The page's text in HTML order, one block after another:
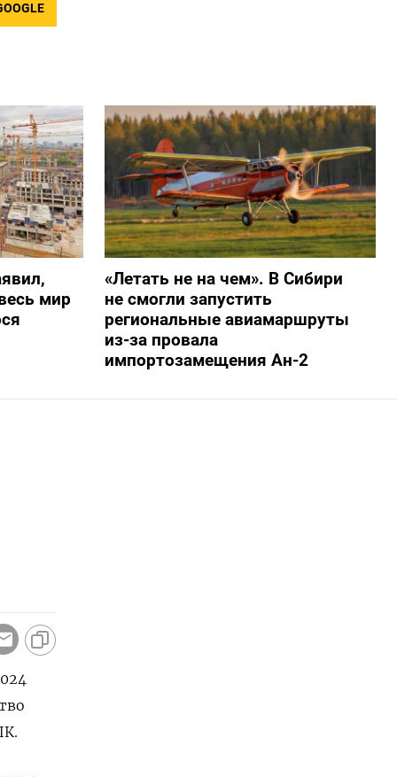
мир
«Летать не на чем». В Сибири
не смогли запустить
региональные авиамаршруты
из-за провала
импортозамещения Ан-2